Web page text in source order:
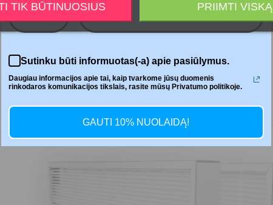
TIK BŪTINUOSIUS PRIIMTI VISKĄ
Sutinku būti informuotas(-a) apie pasiūlymus.
Daugiau informacijos apie tai, kaip tvarkome jūsų duomenis
rinkodaros komunikacijos tikslais, rasite mūsų Privatumo politikoje.
GAUTI 10% NUOLAIDĄ!